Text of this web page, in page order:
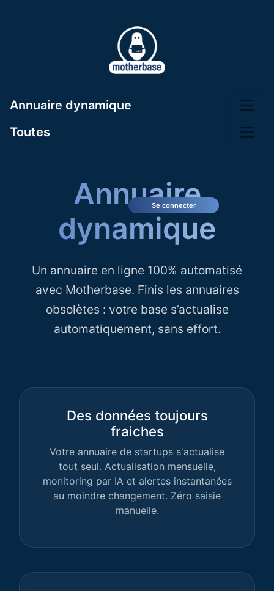
Annuaire dynamique
Toutes
Annuaire
dynamique
Un annuaire en ligne 100% automatisé
avec Motherbase. Finis les annuaires
obsolètes : votre base s’actualise
automatiquement, sans effort.
Des données toujours
fraiches
Votre annuaire de startups s'actualise
tout seul. Actualisation mensuelle,
monitoring par IA et alertes instantanées
au moindre changement. Zéro saisie
manuelle.
Se connecter